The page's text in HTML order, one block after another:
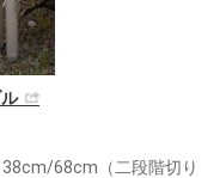
68cm（二段階切り